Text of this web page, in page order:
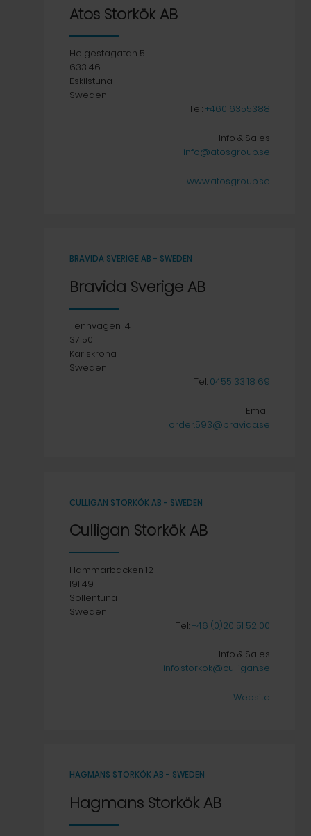
Atos Storkök AB
Helgestagatan 5
633 46
Eskilstuna
Sweden
Tel:+46016355388
Info & Sales
info@atosgroup.se
www.atosgroup.se
BRAVIDA SVERIGE AB - SWEDEN
Bravida Sverige AB
Tennvägen 14
37150
Karlskrona
Sweden
Tel: 0455 33 18 69
Email
order.593@bravida.se
CULLIGAN STORKÖK AB - SWEDEN
Culligan Storkök AB
Hammarbacken 12
191 49
Sollentuna
Sweden
Tel:+46 (0)20 51 52 00
Info & Sales
info.storkok@culligan.se
Website
HAGMANS STORKÖK AB - SWEDEN
Hagmans Storkök AB